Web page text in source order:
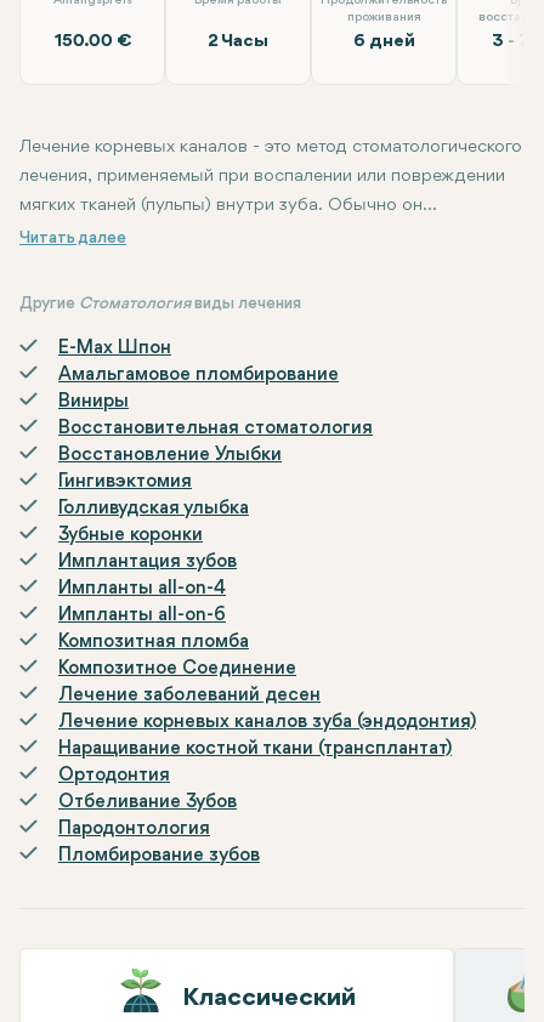
150.00 € 2 Часы
проживания
6 дней 3 - 7
Лечение корневых каналов - это метод стоматологического
лечения, применяемый при воспалении или повреждении
мягких тканей (пульпы) внутри зуба. Обычно он
применяется в случаях, сопровождающихся такими
отек и инфекция. Лечение корневых каналов включает в
внутри зуба, а затем очистку, придание формы,
дезинфекцию и заполнение пустой полости. Этот процесс
заполняет корневые каналы зуба, сохраняя его
целостность и помогая избавиться от боли или инфекции.
Другие Стоматологиявиды лечения
E-Max Шпон
Амальгамовое пломбирование
Виниры
Восстановительная стоматология
Восстановление Улыбки
Гингивэктомия
Голливудская улыбка
Зубные коронки
Имплантация зубов
Импланты all-on-4
Импланты all-on-6
Композитная пломба
Композитное Соединение
Лечение заболеваний десен
Лечение корневых каналов зуба (эндодонтия)
Наращивание костной ткани (трансплантат)
Ортодонтия
Отбеливание Зубов
Пародонтология
Пломбирование зубов
Классический